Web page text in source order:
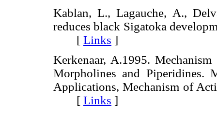
Kablan, L., Lagauche, A.,
reduces black Sigatoka
[ Links ]
Kerkenaar, A.1995.
Morpholines and Piperidines.
Applications, Mechanism of
[ Links ]